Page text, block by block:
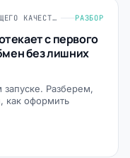
ВОЗВРАТ И ОБМЕН ТОВАРОВ НЕНАДЛЕЖАЩЕГО КАЧЕСТВА РАЗБОР
с первого
без лишних
Разберем,
как оформить